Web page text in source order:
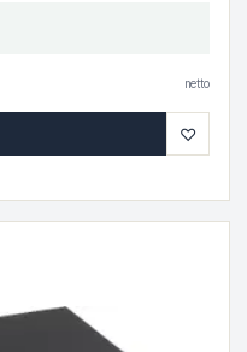
netto
♡